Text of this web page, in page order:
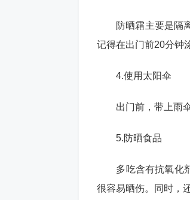
防晒霜主要是隔离
记得在出门前20分钟
4.使用太阳伞
出门前，带上雨伞
5.防晒食品
多吃含有抗氧化剂
很容易晒伤。同时，